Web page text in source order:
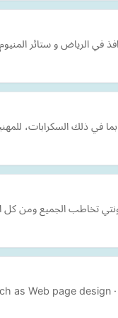
في الرياض و ستائر
في ذلك السكرابات،
تخاطب الجميع ومن
Web page design